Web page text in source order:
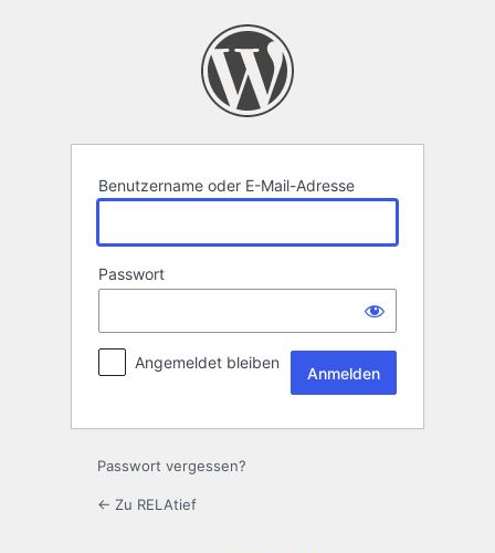
Benutzername oder E-Mail-Adresse
Passwort
Angemeldet bleiben
Passwort vergessen?
← Zu RELAtief